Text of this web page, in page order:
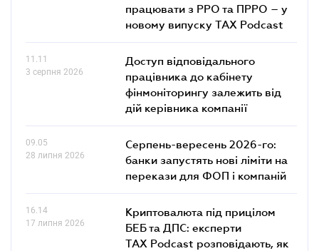
працювати з РРО та ПРРО – у
новому випуску TAX Podcast
11.11
3 серпня 2026
Доступ відповідального
працівника до кабінету
фінмоніторингу залежить від
дій керівника компанії
09.05
28 липня 2026
Серпень-вересень 2026-го:
банки запустять нові ліміти на
перекази для ФОП і компаній
16.14
17 липня 2026
Криптовалюта під прицілом
БЕБ та ДПС: експерти
TAX Podcast розповідають, як